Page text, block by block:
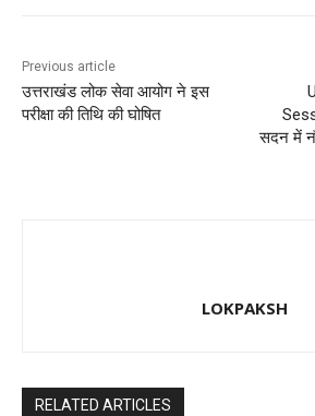
Previous article
उत्तराखंड लोक सेवा आयोग ने इस
परीक्षा की तिथि की घोषित
सदन में
LOKPAKSH
RELATED ARTICLES